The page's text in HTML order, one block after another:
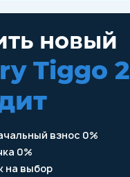
новый
Tiggo 2
взнос 0%
0%
на выбор